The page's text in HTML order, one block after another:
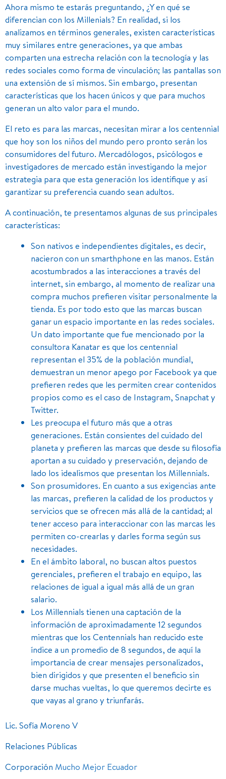
Ahora mismo te estarás preguntando, ¿Y en qué se
diferencian con los Millenials? En realidad, si los
analizamos en términos generales, existen características
muy similares entre generaciones, ya que ambas
comparten una estrecha relación con la tecnología y las
redes sociales como forma de vinculación; las pantallas son
una extensión de sí mismos. Sin embargo, presentan
características que los hacen únicos y que para muchos
generan un alto valor para el mundo.
El reto es para las marcas, necesitan mirar a los centennial
que hoy son los niños del mundo pero pronto serán los
consumidores del futuro. Mercadólogos, psicólogos e
investigadores de mercado están investigando la mejor
estrategia para que esta generación los identifique y así
garantizar su preferencia cuando sean adultos.
A continuación, te presentamos algunas de sus principales
características:
Son nativos e independientes digitales, es decir,
nacieron con un smarthphone en las manos. Están
acostumbrados a las interacciones a través del
internet, sin embargo, al momento de realizar una
compra muchos prefieren visitar personalmente la
tienda. Es por todo esto que las marcas buscan
ganar un espacio importante en las redes sociales.
Un dato importante que fue mencionado por la
consultora Kanatar es que los centennial
representan el 35% de la población mundial,
demuestran un menor apego por Facebook ya que
prefieren redes que les permiten crear contenidos
propios como es el caso de Instagram, Snapchat y
Twitter.
Les preocupa el futuro más que a otras
generaciones. Están consientes del cuidado del
planeta y prefieren las marcas que desde su filosofía
aportan a su cuidado y preservación, dejando de
lado los idealismos que presentan los Millennials.
Son prosumidores. En cuanto a sus exigencias ante
las marcas, prefieren la calidad de los productos y
servicios que se ofrecen más allá de la cantidad; al
tener acceso para interaccionar con las marcas les
permiten co-crearlas y darles forma según sus
necesidades.
En el ámbito laboral, no buscan altos puestos
gerenciales, prefieren el trabajo en equipo, las
relaciones de igual a igual más allá de un gran
salario.
Los Millennials tienen una captación de la
información de aproximadamente 12 segundos
mientras que los Centennials han reducido este
índice a un promedio de 8 segundos, de aquí la
importancia de crear mensajes personalizados,
bien dirigidos y que presenten el beneficio sin
darse muchas vueltas, lo que queremos decirte es
que vayas al grano y triunfarás.
Lic. Sofía Moreno V
Relaciones Públicas
Corporación Mucho Mejor Ecuador